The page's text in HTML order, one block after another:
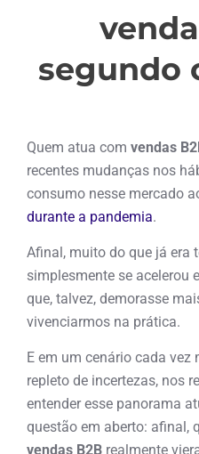
segundo
Quem atua com vendas
recentes mudanças nos
consumo nesse mercado
durante a pandemia.
Afinal, muito do que já era
simplesmente se acelerou
que, talvez, demorasse
vivenciarmos na prática.
E em um cenário cada
repleto de incertezas, nos
entender esse panorama
questão em aberto: afinal,
vendas B2B realmente